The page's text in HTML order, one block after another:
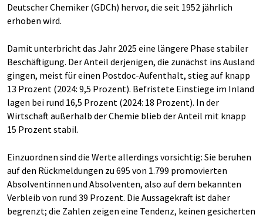
Deutscher Chemiker (GDCh) hervor, die seit 1952 jährlich
erhoben wird.
Damit unterbricht das Jahr 2025 eine längere Phase stabiler
Beschäftigung. Der Anteil derjenigen, die zunächst ins Ausland
gingen, meist für einen Postdoc-Aufenthalt, stieg auf knapp
13 Prozent (2024: 9,5 Prozent). Befristete Einstiege im Inland
lagen bei rund 16,5 Prozent (2024: 18 Prozent). In der
Wirtschaft außerhalb der Chemie blieb der Anteil mit knapp
15 Prozent stabil.
Einzuordnen sind die Werte allerdings vorsichtig: Sie beruhen
auf den Rückmeldungen zu 695 von 1.799 promovierten
Absolventinnen und Absolventen, also auf dem bekannten
Verbleib von rund 39 Prozent. Die Aussagekraft ist daher
begrenzt; die Zahlen zeigen eine Tendenz, keinen gesicherten